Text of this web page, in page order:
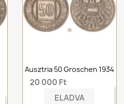
Ausztria 50 Groschen 1934
20 000 Ft
ELADVA